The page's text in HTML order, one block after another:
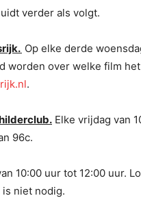
verder als volgt.
Op elke derde
worden over welke film
.
Elke vrijdag van
96c.
10:00 uur tot 12:00 uur.
is niet nodig.